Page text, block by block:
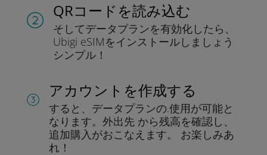
QRコードを読み込む
そしてデータプランを有効化したら、
Ubigi eSIMをインストールしま しょう
シンプル！
アカウントを作成する
すると、データプランの.使用が可能と
なります。 外出先 から残高を確認し、
追加購入がおこなえます。
お楽しみあ
れ！